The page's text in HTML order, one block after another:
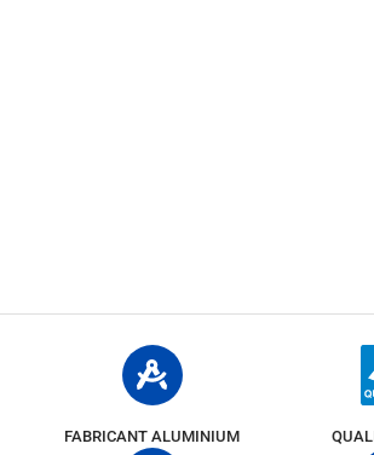
FABRICANT ALUMINIUM